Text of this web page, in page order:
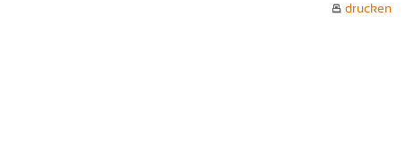
drucken